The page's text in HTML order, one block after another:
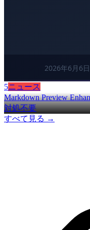
5ニュース
Markdown Preview
対処不要
すべて見る →